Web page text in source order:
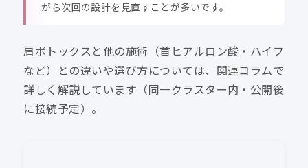
がら次回の設計を見直すことが多いです。
肩ボトックスと他の施術（首ヒアルロン酸・ハイフ
など）との違いや選び方については、関連コラムで
詳しく解説しています（同一クラスター内・公開後
に接続予定）。